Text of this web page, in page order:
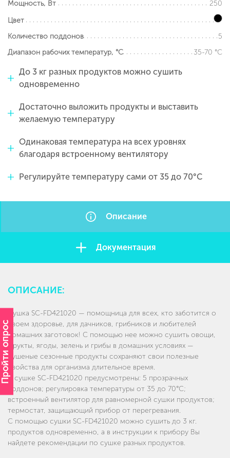
Пройти опрос
Мощность, Вт
250
Цвет
Количество поддонов
5
Диапазон рабочих температур, °С
35-70 °С
До 3 кг разных продуктов можно сушить
одновременно
Достаточно выложить продукты и выставить
желаемую температуру
Одинаковая температура на всех уровнях
благодаря встроенному вентилятору
Регулируйте температуру сами от 35 до 70°С
Описание
Документация
ОПИСАНИЕ:
Сушка SC-FD421020 — помощница для всех, кто заботится о
своем здоровье, для дачников, грибников и любителей
домашних заготовок! С помощью нее можно сушить овощи,
фрукты, ягоды, зелень и грибы в домашних условиях —
сушеные сезонные продукты сохраняют свои полезные
свойства для организма длительное время.
В сушке SC-FD421020 предусмотрены: 5 прозрачных
поддонов; регулировка температуры от 35 до 70°С;
встроенный вентилятор для равномерной сушки продуктов;
термостат, защищающий прибор от перегревания.
С помощью сушки SC-FD421020 можно сушить до 3 кг.
продуктов одновременно, а в инструкции к прибору Вы
найдете рекомендации по сушке разных продуктов.